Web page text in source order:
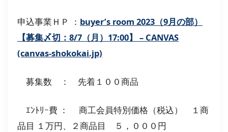
申込事業ＨＰ ： buyer’s room 2023（9月の部）
【募集〆切：8/7（月）17:00】 – CANVAS
(canvas-shokokai.jp)
募集数 ： 先着１００商品
ｴﾝﾄﾘｰ費 ： 商工会員特別価格（税込） １商
品目 １万円、２商品目 ５，０００円